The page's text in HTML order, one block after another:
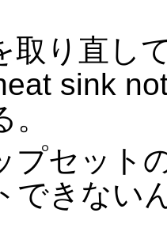
り直し
sink
セット
できない